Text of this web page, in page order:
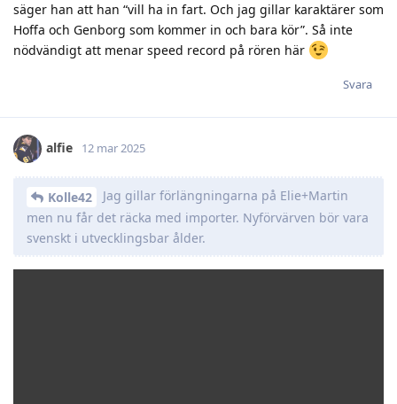
säger han att han “vill ha in fart. Och jag gillar karaktärer som
Hoffa och Genborg som kommer in och bara kör”. Så inte
nödvändigt att menar speed record på rören här
Svara
alfie 12 mar 2025
Kolle42
Jag gillar förlängningarna på Elie+Martin
men nu får det räcka med importer. Nyförvärven bör vara
svenskt i utvecklingsbar ålder.